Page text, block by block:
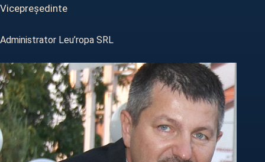
Vicepreședinte
Administrator Leu’ropa SRL